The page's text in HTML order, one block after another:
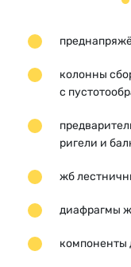
колонны
с
ригели и
жб
диафрагмы
компоненты